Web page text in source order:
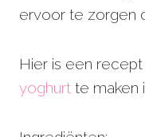
ervoor te zorgen
Hier is een
yoghurt te maken